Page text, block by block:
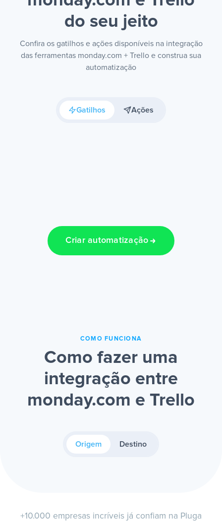
do seu jeito
Confira os gatilhos e ações disponíveis na integração
das ferramentas monday.com + Trello e construa sua
automatização
Gatilhos Ações
Criar automatização
COMO FUNCIONA
Como fazer uma
integração entre
monday.com e Trello
Origem Destino
+10.000 empresas incríveis já confiam na Pluga